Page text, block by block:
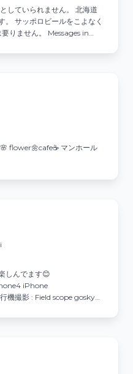
していられません。 北海道
。 サッポロビールをこよなく
りません。 Messages in
flower🌼cafe☕️ マンホール
しんでます😊
iPhone
機撮影 : Field scope gosky使